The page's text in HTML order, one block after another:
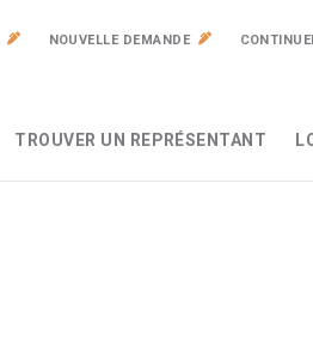
NOUVELLE DEMANDE
TROUVER UN REPRÉSENTANT